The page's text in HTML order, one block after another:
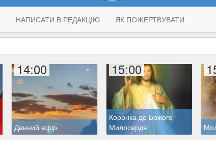
НАПИСАТИ В РЕДАКЦІЮ ЯК ПОЖЕРТВУВАТИ
14:00
Денний ефір
15:00
Коронка до Божого
Милосердя